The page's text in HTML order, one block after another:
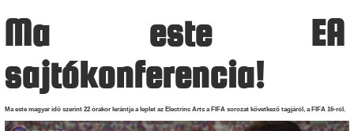
Ma este EA
sajtókonferencia!
Ma este magyar idő szerint 22 órakor lerántja a leplet az Electrinc Arts a FIFA sorozat következő tagjáról, a FIFA 16-ról.